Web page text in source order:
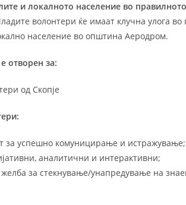
и локалното население во
волонтери ќе имаат клучна улога
население во општина Аеродром.
отворен за:
од Скопје
за успешно комуницирање и истражување;
аналитични и интерактивни;
за стекнување/унапредување на